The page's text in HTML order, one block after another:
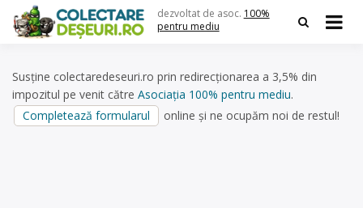
content
dezvoltat de asoc. 100%
pentru mediu
Susține colectaredeseuri.ro prin redirecționarea a 3,5% din
impozitul pe venit către Asociația 100% pentru mediu.
Completează formularul
online și ne ocupăm noi de restul!